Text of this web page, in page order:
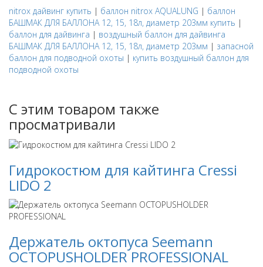
nitrox дайвинг купить | баллон nitrox AQUALUNG | баллон
БАШМАК ДЛЯ БАЛЛОНА 12, 15, 18л, диаметр 203мм купить |
баллон для дайвинга | воздушный баллон для дайвинга
БАШМАК ДЛЯ БАЛЛОНА 12, 15, 18л, диаметр 203мм | запасной
баллон для подводной охоты | купить воздушный баллон для
подводной охоты
С этим товаром также
просматривали
Гидрокостюм для кайтинга Cressi
LIDO 2
Держатель октопуса Seemann
OCTOPUSHOLDER PROFESSIONAL